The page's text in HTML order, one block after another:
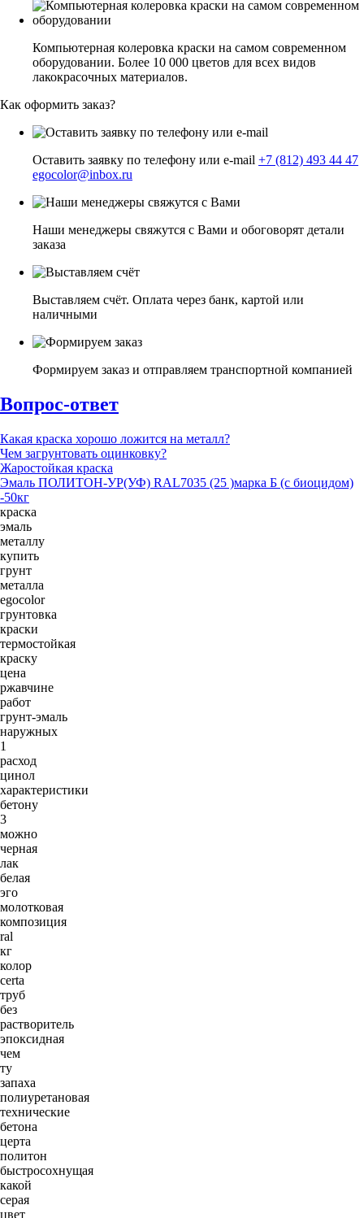
Компьютерная колеровка краски на самом современном
оборудовании. Более 10 000 цветов для всех видов
лакокрасочных материалов.
Как оформить заказ?
Оставить заявку по телефону или e-mail +7 (812) 493 44 47
egocolor@inbox.ru
Наши менеджеры свяжутся с Вами и обоговорят детали
заказа
Выставляем счёт. Оплата через банк, картой или
наличными
Формируем заказ и отправляем транспортной компанией
Вопрос-ответ
Какая краска хорошо ложится на металл?
Чем загрунтовать оцинковку?
Жаростойкая краска
Эмаль ПОЛИТОН-УР(УФ) RAL7035 (25 )марка Б (с биоцидом)
-50кг
краска
эмаль
металлу
купить
грунт
металла
egocolor
грунтовка
краски
термостойкая
краску
цена
ржавчине
работ
грунт-эмаль
наружных
1
расход
цинол
характеристики
бетону
3
можно
черная
лак
белая
эго
молотковая
композиция
ral
кг
колор
certa
труб
без
растворитель
эпоксидная
чем
ту
запаха
полиуретановая
технические
бетона
церта
политон
быстросохнущая
какой
серая
цвет